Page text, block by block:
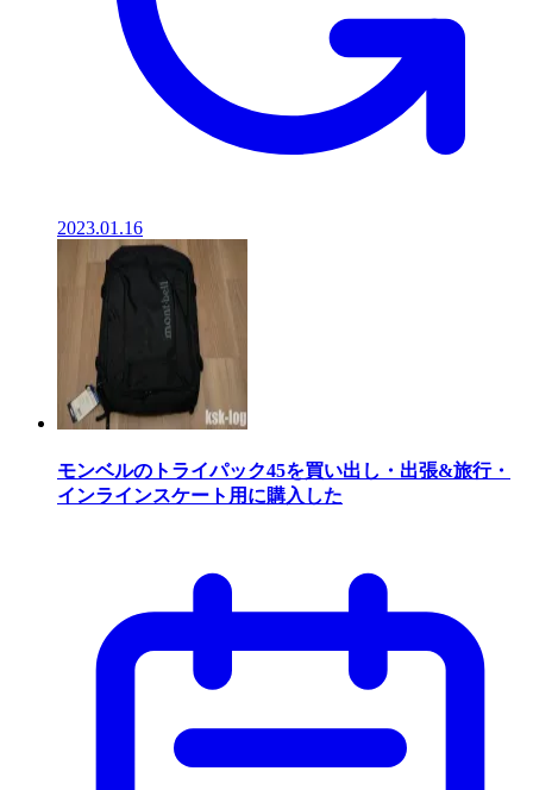
2023.01.16
モンベルのトライパック45を買い出し・出張&旅行・
インラインスケート用に購入した